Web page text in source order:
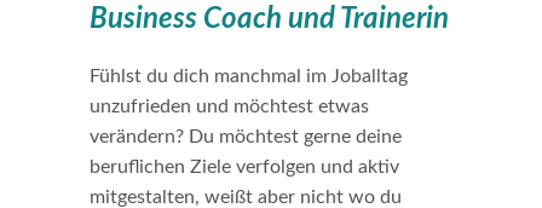
Business Coach und Trainerin
Fühlst du dich manchmal im Joballtag
unzufrieden und möchtest etwas
verändern? Du möchtest gerne deine
beruflichen Ziele verfolgen und aktiv
mitgestalten, weißt aber nicht wo du